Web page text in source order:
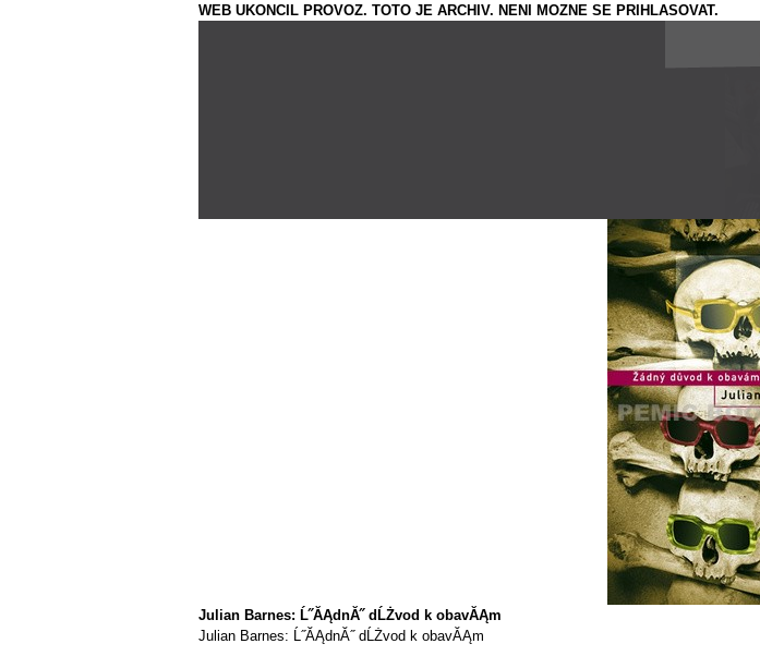
WEB UKONCIL PROVOZ. TOTO JE ARCHIV. NENI MOZNE SE PRIHLASOVAT.
Julian Barnes: Ĺ˝ĂĄdnĂ˝ dĹŻvod k obavĂĄm
Julian Barnes: Ĺ˝ĂĄdnĂ˝ dĹŻvod k obavĂĄm